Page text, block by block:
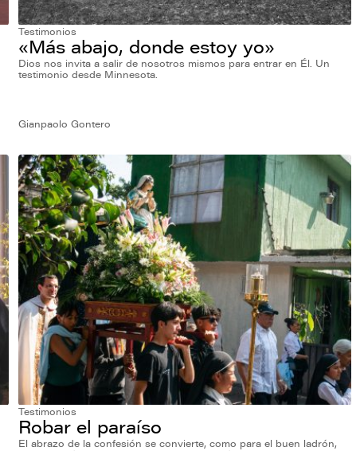
Testimonios
«Más abajo, donde estoy yo»
Dios nos invita a salir de nosotros mismos para entrar en Él. Un
testimonio desde Minnesota.
Gianpaolo Gontero
Testimonios
Robar el paraíso
El abrazo de la confesión se convierte, como para el buen ladrón,